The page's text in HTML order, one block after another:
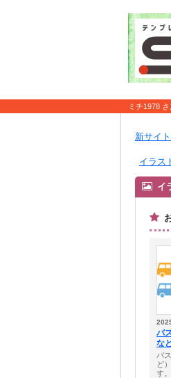
ミチ1978
新サイ
イラス
イ
バ
な
バ
ど
す